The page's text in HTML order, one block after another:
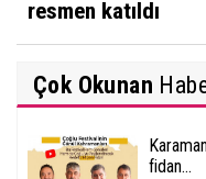
resmen katıldı
Çok Okunan
fidan...